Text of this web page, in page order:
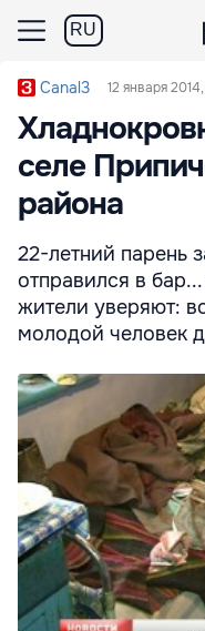
RU
Canal3 12 января
селе
района
22-летний парень
отправился в
жители уверяют:
молодой человек